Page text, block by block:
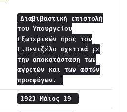
Διαβιβαστική επιστολή
του Υπουργείου
Εξωτερικών προς τον
Ε.Βενιζέλο σχετικά με
την αποκατάσταση των
αγροτών και των αστών
προσφύγων.
1923 Μάιος 19